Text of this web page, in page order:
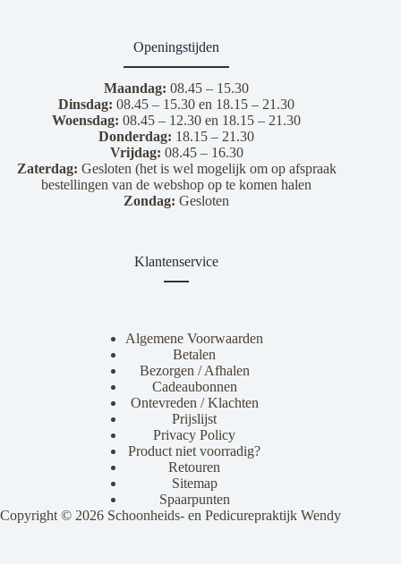
Openingstijden
Maandag:08.45 – 15.30
Dinsdag: 08.45 – 15.30 en 18.15 – 21.30
Woensdag: 08.45 – 12.30 en 18.15 – 21.30
Donderdag: 18.15 – 21.30
Vrijdag: 08.45 – 16.30
Zaterdag: Gesloten (het is wel mogelijk om op afspraak
bestellingen van de webshop op te komen halen
Zondag: Gesloten
Klantenservice
Algemene Voorwaarden
Betalen
Bezorgen / Afhalen
Cadeaubonnen
Ontevreden / Klachten
Prijslijst
Privacy Policy
Product niet voorradig?
Retouren
Sitemap
Spaarpunten
Copyright © 2026 Schoonheids- en Pedicurepraktijk Wendy